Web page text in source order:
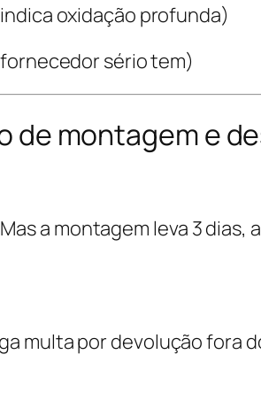
oxidação profunda)
sério tem)
de montagem e
a montagem leva 3
multa por devolução fora